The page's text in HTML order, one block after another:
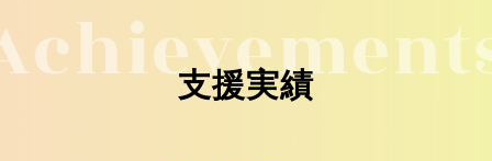
支援実績